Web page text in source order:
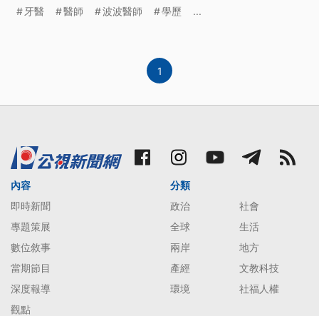
海外學歷的牙醫是一種惡意的歧視，並指在台執業的
的3大主要爭議點，並列出各界不同看法。
牙醫 醫師 波波醫師 學歷 ...
1
內容
即時新聞
專題策展
數位敘事
當期節目
深度報導
觀點
分類
政治
社會
全球
生活
兩岸
地方
產經
文教科技
環境
社福人權